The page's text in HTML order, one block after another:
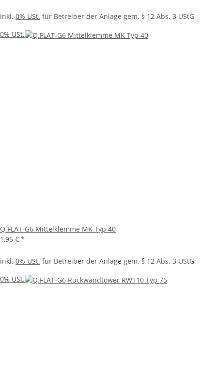
inkl. 0% USt. für Betreiber der Anlage gem. § 12 Abs. 3 UStG
0% USt.
Q.FLAT-G6 Mittelklemme MK Typ 40
1,95 € *
inkl. 0% USt. für Betreiber der Anlage gem. § 12 Abs. 3 UStG
0% USt.